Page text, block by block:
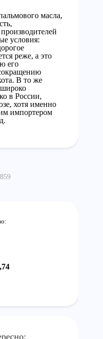
масла,
условия:
реже, а это
его
В то же
в России,
хотя именно
импортером
859